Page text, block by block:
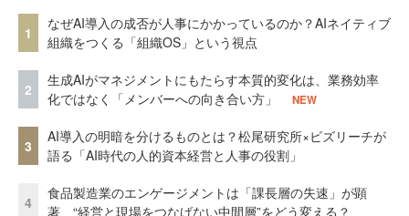
1
なぜAI導入の成否が人事にかかっているのか？AIネイティブ
組織をつくる「組織OS」という視点
2
生成AIがマネジメントにもたらす本質的変化は、業務効率
化ではなく「メンバーへの向き合い方」
NEW
3
AI導入の明暗を分けるものとは？松尾研究所×ビズリーチが
語る「AI時代の人的資本経営と人事の役割」
4
食品製造業のエンゲージメントは「課長層の失速」が顕
著 “経営と現場をつなげない中間層”をどう変える？